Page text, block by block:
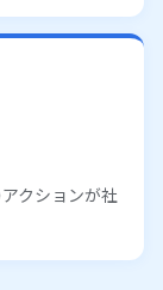
クションが社